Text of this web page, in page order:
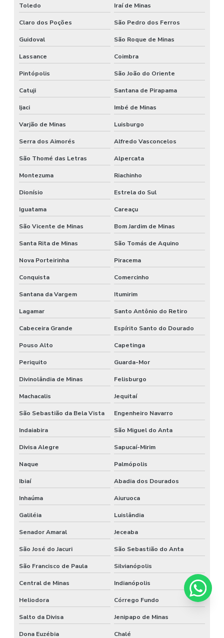
Toledo Iraí de Minas
Claro dos Poções São Pedro dos Ferros
Guidoval São Roque de Minas
Lassance Coimbra
Pintópolis São João do Oriente
Catuji Santana de Pirapama
Ijaci Imbé de Minas
Varjão de Minas Luisburgo
Serra dos Aimorés Alfredo Vasconcelos
São Thomé das Letras Alpercata
Montezuma Riachinho
Dionísio Estrela do Sul
Iguatama Careaçu
São Vicente de Minas Bom Jardim de Minas
Santa Rita de Minas São Tomás de Aquino
Nova Porteirinha Piracema
Conquista Comercinho
Santana da Vargem Itumirim
Lagamar Santo Antônio do Retiro
Cabeceira Grande Espírito Santo do Dourado
Pouso Alto Capetinga
Periquito Guarda-Mor
Divinolândia de Minas Felisburgo
Machacalis Jequitaí
São Sebastião da Bela Vista Engenheiro Navarro
Indaiabira São Miguel do Anta
Divisa Alegre Sapucaí-Mirim
Naque Palmópolis
Ibiaí Abadia dos Dourados
Inhaúma Aiuruoca
Galiléia Luislândia
Senador Amaral Jeceaba
São José do Jacuri São Sebastião do Anta
São Francisco de Paula Silvianópolis
Central de Minas Indianópolis
Heliodora Córrego Fundo
Salto da Divisa Jenipapo de Minas
Dona Euzébia Chalé